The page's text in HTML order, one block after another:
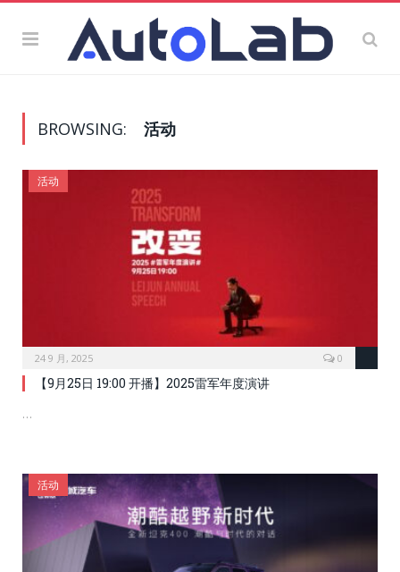
BROWSING: 活动
活动
24 9 月, 2025 0
【9月25日 19:00 开播】2025雷军年度演讲
…
活动